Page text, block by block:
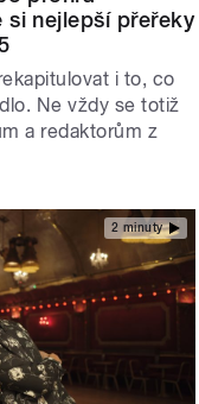
si nejlepší přeřeky
i to, co
Ne vždy se totiž
a redaktorům z
2 minuty